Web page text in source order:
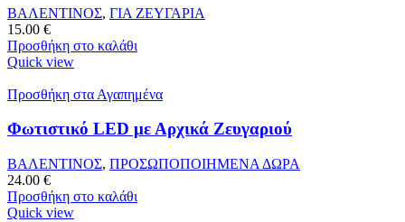
ΒΑΛΕΝΤΙΝΟΣ, ΓΙΑ ΖΕΥΓΑΡΙΑ
15.00 €
Προσθήκη στο καλάθι
Quick view
Προσθήκη στα Αγαπημένα
Φωτιστικό LED με Αρχικά Ζευγαριού
ΒΑΛΕΝΤΙΝΟΣ, ΠΡΟΣΩΠΟΠΟΙΗΜΕΝΑ ΔΩΡΑ
24.00 €
Προσθήκη στο καλάθι
Quick view